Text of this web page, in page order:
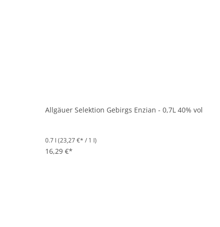
Allgäuer Selektion Gebirgs Enzian - 0,7L 40% vol
0.7 l (23,27 €* / 1 l)
16,29 €*